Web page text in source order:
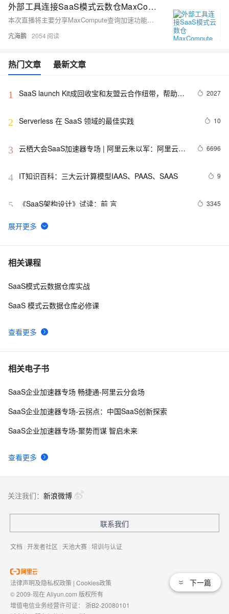
外部工具连接SaaS模式云数仓MaxCompute 实战—— 数据库管理工具篇
本次直播将主要分享MaxCompute查询加速功能、数据库管理工具DBeaver、DataGrip、SQL Workbench/J的部分连接演示。
亢海鹏 2054
热门文章 最新文章
1
SaaS launch Kit成回收宝和友盟云合作纽带，帮助提
2027
2 Serverless 在 SaaS 领域的最佳实践 10
3 云栖大会SaaS加速器专场 | 阿里云朱以军：阿里云心
6696
4 IT知识百科：三大云计算模型IAAS、PAAS、SAAS 9
5 《SaaS架构设计》试读：前 言 3345
6 SaaS未来的安全状态将超越管理软件
7 碎片技能：在 Windows 的任意目录一键快捷进入 CMD
8 带你读《云原生架构白皮书2022新版》——加速 SaaS
相关课程
查看更多
SaaS模式云数据仓库实战
SaaS 模式云数据仓库必修课
相关电子书
查看更多
SaaS企业加速器专场 畅捷通-阿里云分会场
SaaS企业加速器专场-云拐点：中国SaaS创新探索
SaaS企业加速器专场-聚势而谋 智启未来
下一篇
关注我们： 新浪微博
联系我们
文档 | 开发者社区 | 天池大赛 | 培训与认证
法律声明及隐私权政策 | Cookies政策
© 2009-现在 Aliyun.com 版权所有
增值电信业务经营许可证： 浙B2-20080101